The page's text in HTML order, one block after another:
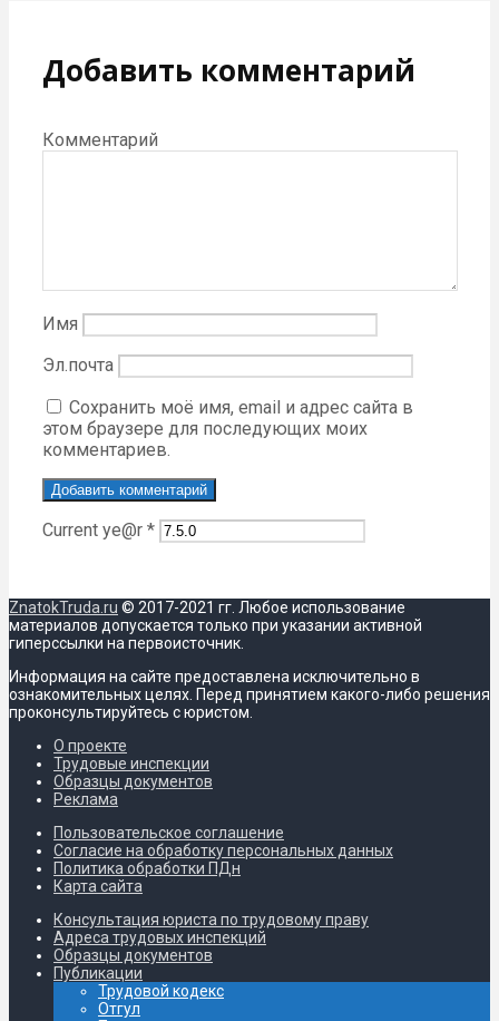
Добавить комментарий
Комментарий
Имя
Эл.почта
Сохранить моё имя, email и адрес сайта в
этом браузере для последующих моих
комментариев.
Current ye@r *
ZnatokTruda.ru © 2017-2021 гг. Любое использование
материалов допускается только при указании активной
гиперссылки на первоисточник.
Информация на сайте предоставлена исключительно в
ознакомительных целях. Перед принятием какого-либо решения
проконсультируйтесь с юристом.
О проекте
Трудовые инспекции
Образцы документов
Реклама
Пользовательское соглашение
Согласие на обработку персональных данных
Политика обработки ПДн
Карта сайта
Консультация юриста по трудовому праву
Адреса трудовых инспекций
Образцы документов
Публикации
Трудовой кодекс
Отгул